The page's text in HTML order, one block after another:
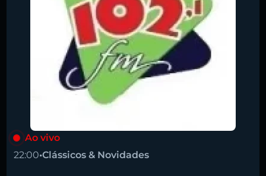
Ao vivo
22:00•Clássicos & Novidades